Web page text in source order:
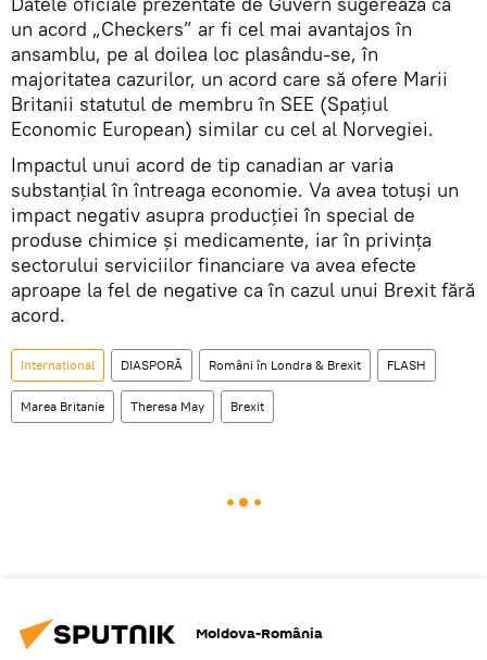
un acord „Checkers” ar fi cel mai avantajos în
ansamblu, pe al doilea loc plasându-se, în
majoritatea cazurilor, un acord care să ofere Marii
Britanii statutul de membru în SEE (Spațiul
Economic European) similar cu cel al Norvegiei.
Impactul unui acord de tip canadian ar varia
substanţial în întreaga economie. Va avea totuşi un
impact negativ asupra producţiei în special de
produse chimice și medicamente, iar în privinţa
sectorului serviciilor financiare va avea efecte
aproape la fel de negative ca în cazul unui Brexit fără
acord.
Internaţional DIASPORĂ Români în Londra & Brexit FLASH
Marea Britanie Theresa May Brexit
Moldova-România